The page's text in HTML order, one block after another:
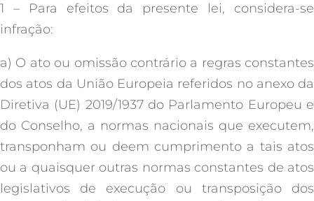
1 – Para efeitos da presente lei, considera-se
infração:
a) O ato ou omissão contrário a regras constantes
dos atos da União Europeia referidos no anexo da
Diretiva (UE) 2019/1937 do Parlamento Europeu e
do Conselho, a normas nacionais que executem,
transponham ou deem cumprimento a tais atos
ou a quaisquer outras normas constantes de atos
legislativos de execução ou transposição dos